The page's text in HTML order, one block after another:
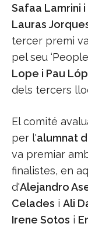
Safaa Lamrini i
Lauras
tercer premi
pel seu
Lope i Pau
dels tercers
El comité
per l'alumnat
va premiar
finalistes, en
d'Alejandro
Celades i Ali
Irene Sotos i